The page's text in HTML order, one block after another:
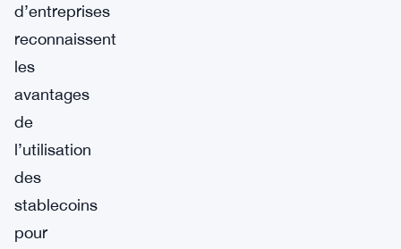
d’entreprises
reconnaissent
les
avantages
de
l’utilisation
des
stablecoins
pour